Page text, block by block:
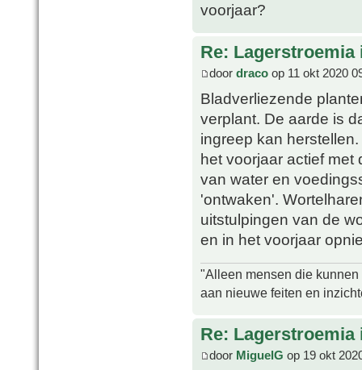
voorjaar?
Re:
door draco op 11 okt 2020
Bladverliezende
verplant. De aarde is
ingreep kan
het voorjaar actief met
van water en
'ontwaken'.
uitstulpingen van de
en in het voorjaar
"Alleen mensen die
aan nieuwe feiten en
Re:
door MiguelG op 19 okt